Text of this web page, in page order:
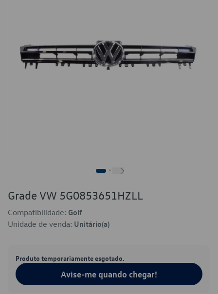
Grade VW 5G0853651HZLL
Compatibilidade: Golf
Unidade de venda: Unitário(a)
Produto temporariamente esgotado.
Avise-me quando chegar!